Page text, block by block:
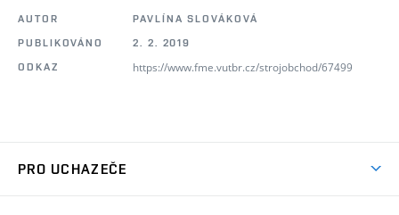
AUTOR
PAVLÍNA SLOVÁKOVÁ
PUBLIKOVÁNO
2. 2. 2019
ODKAZ
https://www.fme.vutbr.cz/strojobchod/67499
PRO UCHAZEČE